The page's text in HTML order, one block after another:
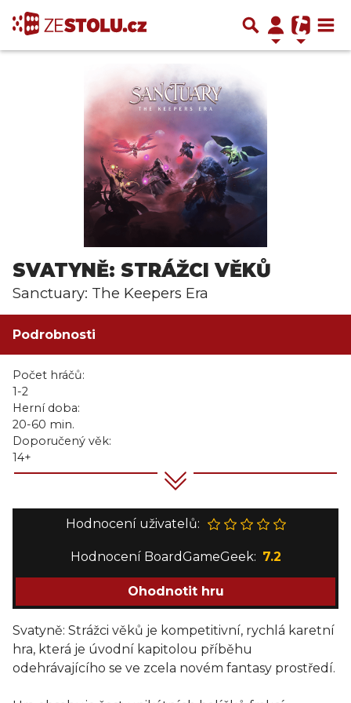
SVATYNĚ: STRÁŽCI VĚKŮ
Sanctuary: The Keepers Era
Podrobnosti
Počet hráčů:
1-2
Herní doba:
20-60 min.
Doporučený věk:
14+
Hodnocení uživatelů:
Hodnocení BoardGameGeek: 7.2
Ohodnotit hru
Svatyně: Strážci věků je kompetitivní, rychlá karetní
hra, která je úvodní kapitolou příběhu
odehrávajícího se ve zcela novém fantasy prostředí.